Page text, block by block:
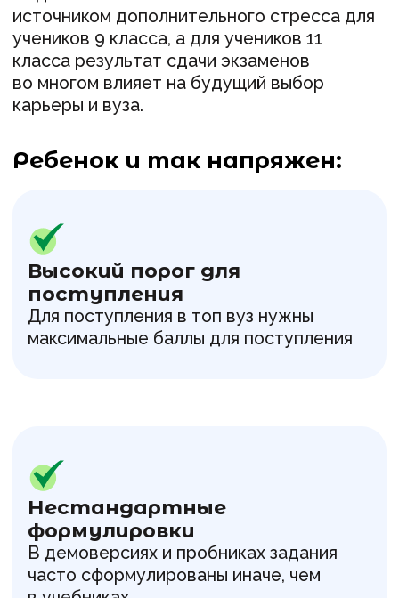
Психологическое давление
Страх не уложиться в отведенное
время, допустить ошибки в бланках для
заполнения, не знать ответы на задания
за несколько лет
Жесткий контроль сроков
Времени на экзамен может не хватить,
задания и перепроверить себя
Ко всему этому добавляется
необходимость глубокого понимания
предмета, а не простого заучивания.